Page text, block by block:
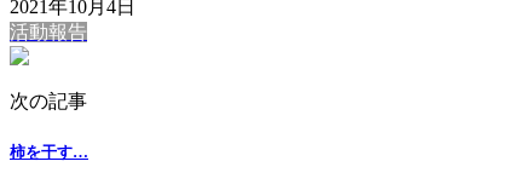
2021年10月4日
活動報告
次の記事
柿を干す…